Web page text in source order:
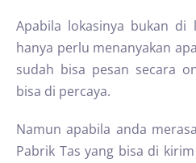
Apabila lokasinya bukan di
hanya perlu menanyakan
sudah bisa pesan secara
bisa di percaya.
Namun apabila anda
Pabrik Tas yang bisa di